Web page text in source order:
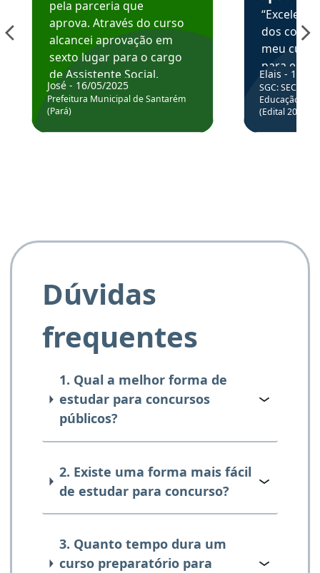
pela parceria que
aprova. Através do curso
alcancei aprovação em
sexto lugar para o cargo
de Assistente Social.
Hoje estou atuando na
Prefeitura de Santarém.
José - 16/05/2025
Prefeitura Municipal de Santarém
(Pará)
dos
meu
para
colocar
através
de
Elais - 15/
SGC: SEC BA
Educação
(Edital
Dúvidas
frequentes
1. Qual a melhor forma de
estudar para concursos
públicos?
2. Existe uma forma mais fácil
de estudar para concurso?
3. Quanto tempo dura um
curso preparatório para